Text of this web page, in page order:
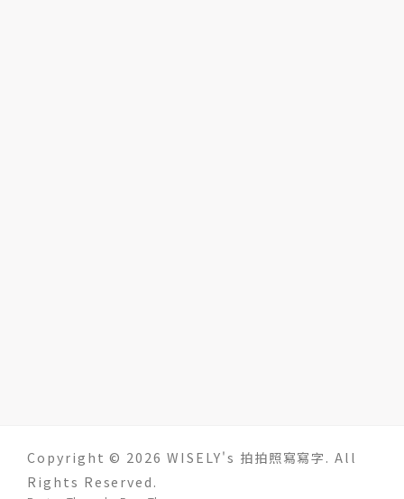
Copyright © 2026 WISELY's 拍拍照寫寫字. All
Rights Reserved.